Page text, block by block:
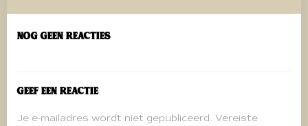
navigatie
Nog geen reacties
Geef een reactie
Je e-mailadres wordt niet gepubliceerd. Vereiste